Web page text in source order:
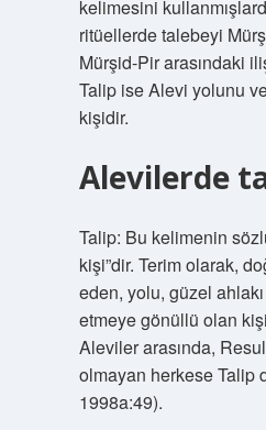
kelimesini
ritüellerde talebeyi
Mürşid-Pir arasındaki
Talip ise Alevi yolunu
kişidir.
Alevilerde
Talip: Bu kelimenin
kişi”dir. Terim olarak,
eden, yolu, güzel
etmeye gönüllü olan
Aleviler arasında,
olmayan herkese Talip
1998a:49).